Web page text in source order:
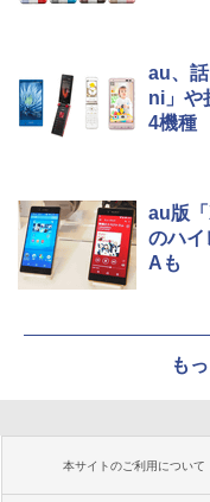
au、
ni」や
4機種
au版
のハイ
Aも
も
本サイトのご利用について